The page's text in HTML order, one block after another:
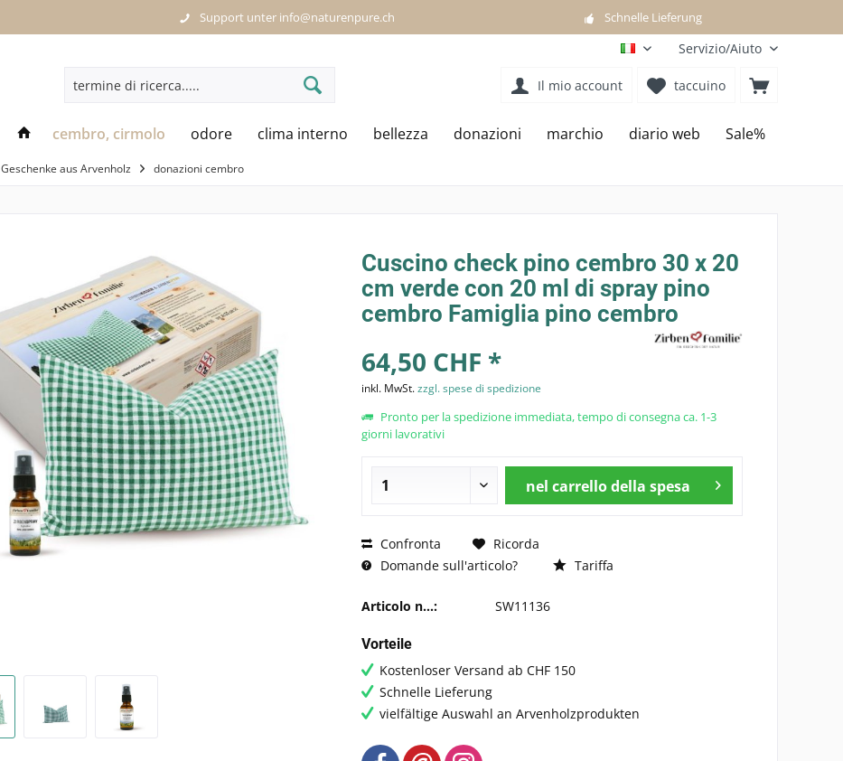
Support unter info@naturenpure.ch Schnelle Lieferung
IT Servizio/Aiuto
taccuino
Il mio account
cembro, cirmolo odore clima interno bellezza donazioni marchio diario web Sale%
Geschenke aus Arvenholz donazioni cembro
Cuscino check pino cembro 30 x 20
cm verde con 20 ml di spray pino
cembro Famiglia pino cembro
64,50 CHF *
inkl. MwSt.zzgl. spese di spedizione
Pronto per la spedizione immediata, tempo di consegna ca. 1-3
giorni lavorativi
nel carrello della spesa
Confronta
Ricorda
Domande sull'articolo?
Tariffa
Articolo n...: SW11136
Vorteile
Kostenloser Versand ab CHF 150
Schnelle Lieferung
vielfältige Auswahl an Arvenholzprodukten